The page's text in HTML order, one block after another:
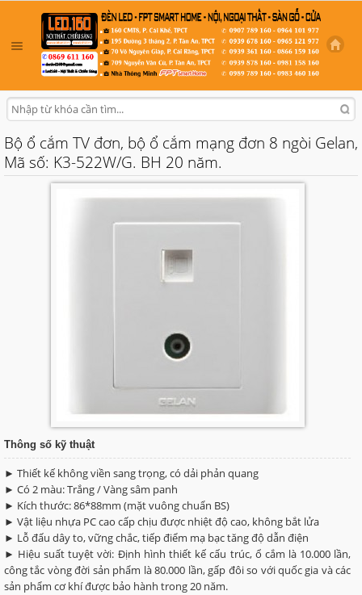
Bộ ổ cắm TV đơn, bộ ổ cắm mạng đơn 8 ngòi Gelan,
Mã số: K3-522W/G. BH 20 năm.
Thông số kỹ thuật
► Thiết kế không viền sang trọng, có dải phản quang
► Có 2 màu: Trắng / Vàng sâm panh
► Kích thước: 86*88mm (mặt vuông chuẩn BS)
► Vật liệu nhựa PC cao cấp chịu được nhiệt độ cao, không bắt lửa
► Lỗ đấu dây to, vững chắc, tiếp điểm mạ bạc tăng độ dẫn điện
► Hiệu suất tuyệt vời: Định hình thiết kế cấu trúc, ổ cắm là 10.000 lần,
công tắc vòng đời sản phẩm là 80.000 lần, gấp đôi so với quốc gia và các
sản phẩm cơ khí được bảo hành trong 20 năm.